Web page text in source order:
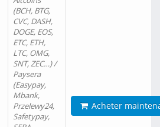
(BCH, BTG,
CVC, DASH,
DOGE, EOS,
ETC, ETH,
LTC, OMG,
SNT, ZEC…) /
Paysera
(Easypay,
Mbank,
Przelewy24,
Safetypay,
Acheter